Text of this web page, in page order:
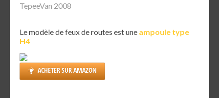
TepeeVan 2008
Le modèle de feux de routes est une ampoule type
H4
ACHETER SUR AMAZON